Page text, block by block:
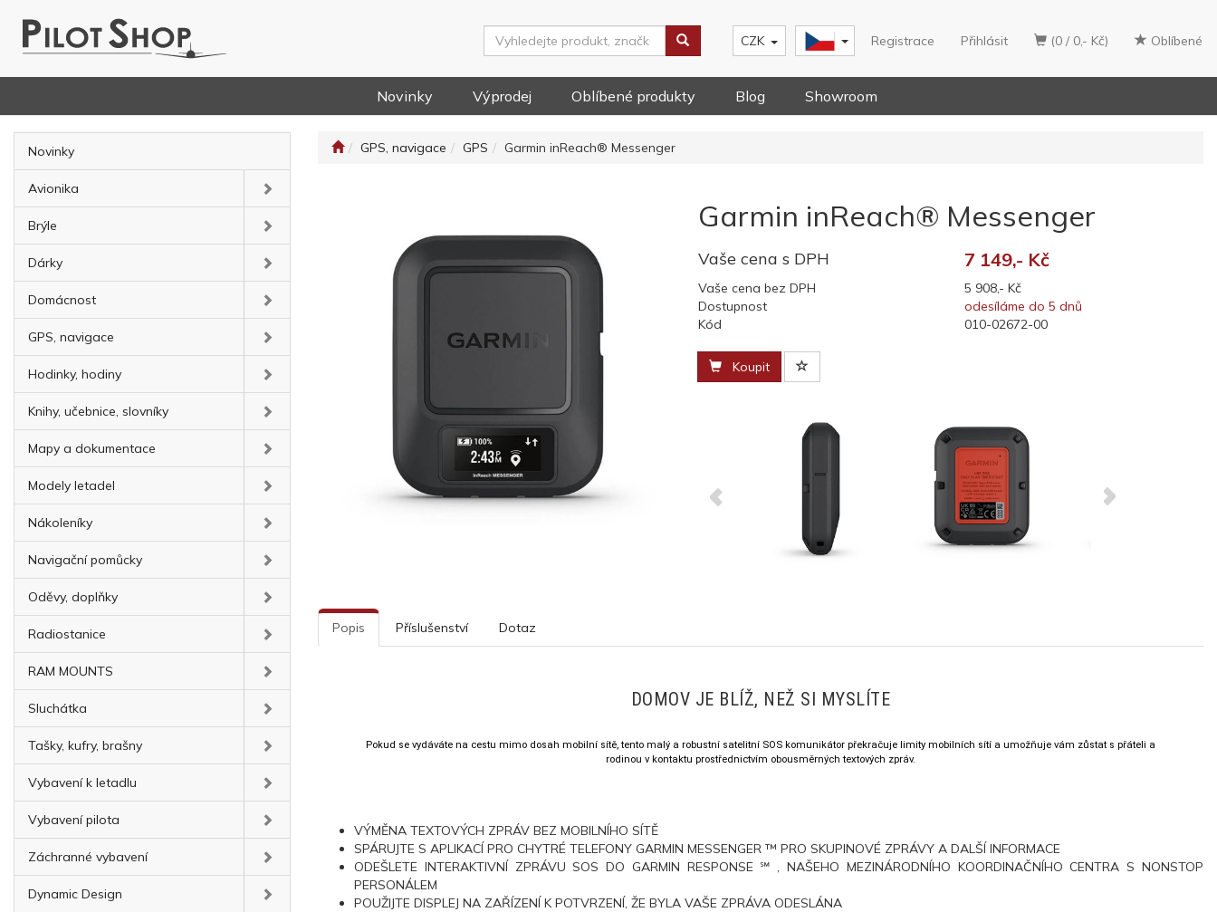
(0 / 0,- Kč) Oblíbené
Registrace Přihlásit
CZK
Novinky Výprodej Oblíbené produkty Blog Showroom
Novinky
Avionika
Brýle
Dárky
Domácnost
GPS, navigace
Hodinky, hodiny
Knihy, učebnice, slovníky
Mapy a dokumentace
Modely letadel
Nákoleníky
Navigační pomůcky
Oděvy, doplňky
Radiostanice
RAM MOUNTS
Sluchátka
Tašky, kufry, brašny
Vybavení k letadlu
Vybavení pilota
Záchranné vybavení
Dynamic Design
GPS, navigace GPS Garmin inReach® Messenger
Garmin inReach® Messenger
Vaše cena s DPH 7 149,- Kč
Vaše cena bez DPH
5 908,- Kč
Dostupnost
odesíláme do 5 dnů
Kód
010-02672-00
Koupit
Popis Příslušenství Dotaz
DOMOV JE BLÍŽ, NEŽ SI MYSLÍTE
Pokud se vydáváte na cestu mimo dosah mobilní sítě, tento malý a robustní satelitní SOS komunikátor překračuje limity mobilních sítí a umožňuje vám zůstat s přáteli a
rodinou v kontaktu prostřednictvím obousměrných textových zpráv.
VÝMĚNA TEXTOVÝCH ZPRÁV BEZ MOBILNÍHO SÍTĚ
SPÁRUJTE S APLIKACÍ PRO CHYTRÉ TELEFONY GARMIN MESSENGER ™ PRO SKUPINOVÉ ZPRÁVY A DALŠÍ INFORMACE
ODEŠLETE INTERAKTIVNÍ ZPRÁVU SOS DO GARMIN RESPONSE ℠ , NAŠEHO MEZINÁRODNÍHO KOORDINAČNÍHO CENTRA S NONSTOP
PERSONÁLEM
POUŽIJTE DISPLEJ NA ZAŘÍZENÍ K POTVRZENÍ, ŽE BYLA VAŠE ZPRÁVA ODESLÁNA